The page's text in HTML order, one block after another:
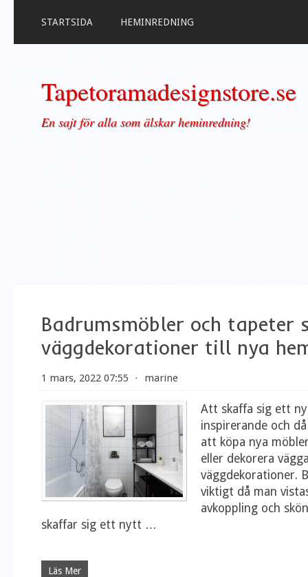
STARTSIDA HEMINREDNING
Tapetoramadesignstore.se
En sajt för alla som älskar heminredning!
Badrumsmöbler och tapeter
väggdekorationer till nya
1 mars, 2022 07:55 ⋅ marine
Att skaffa sig ett
inspirerande och
att köpa nya
eller dekorera
väggdekorationer.
viktigt då man
avkoppling och
skaffar sig ett nytt …
Läs Mer